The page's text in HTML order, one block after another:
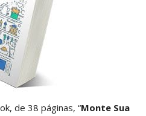
de 38 páginas, “Monte Sua